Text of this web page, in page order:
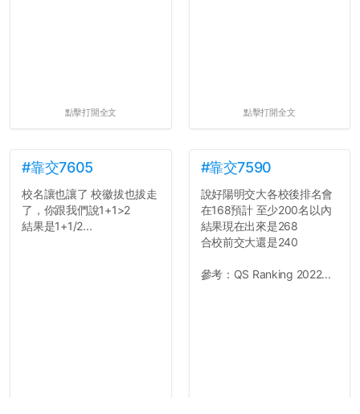
點擊打開全文 點擊打開全文
#靠交7605
校名讓也讓了 校徽拔也拔走
了，你跟我們說1+1>2
結果是1+1/2...
#靠交7590
說好陽明交大各校後排名會
在168預計 至少200名以內
結果現在出來是268
合校前交大還是240
參考：QS Ranking 2022...